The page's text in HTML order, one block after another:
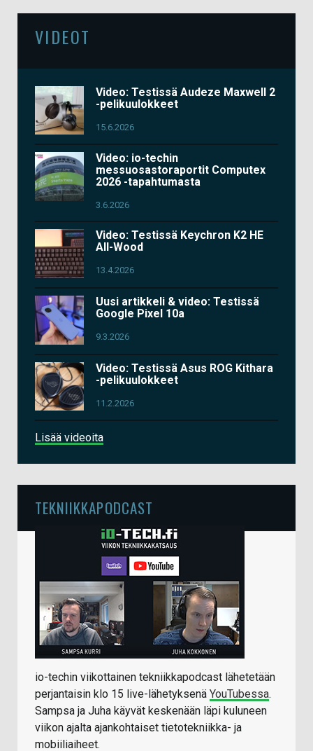
VIDEOT
Video: Testissä Audeze Maxwell 2
-pelikuulokkeet
15.6.2026
Video: io-techin
messuosastoraportit Computex
2026 -tapahtumasta
3.6.2026
Video: Testissä Keychron K2 HE
All-Wood
13.4.2026
Uusi artikkeli & video: Testissä
Google Pixel 10a
9.3.2026
Video: Testissä Asus ROG Kithara
-pelikuulokkeet
11.2.2026
Lisää videoita
TEKNIIKKAPODCAST
io-techin viikottainen tekniikkapodcast lähetetään
perjantaisin klo 15 live-lähetyksenä YouTubessa.
Sampsa ja Juha käyvät keskenään läpi kuluneen
viikon ajalta ajankohtaiset tietotekniikka- ja
mobiiliaiheet.